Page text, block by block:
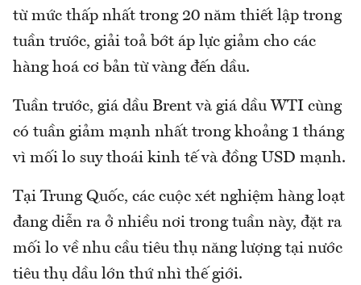
từ mức thấp nhất trong 20 năm thiết lập trong
tuần trước, giải toả bớt áp lực giảm cho các
hàng hoá cơ bản từ vàng đến dầu.
Tuần trước, giá dầu Brent và giá dầu WTI cùng
có tuần giảm mạnh nhất trong khoảng 1 tháng
vì mối lo suy thoái kinh tế và đồng USD mạnh.
Tại Trung Quốc, các cuộc xét nghiệm hàng loạt
đang diễn ra ở nhiều nơi trong tuần này, đặt ra
mối lo về nhu cầu tiêu thụ năng lượng tại nước
tiêu thụ dầu lớn thứ nhì thế giới.